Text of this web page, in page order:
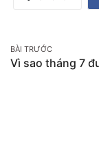
Post
navigation
BÀI TRƯỚC
Vì sao tháng 7